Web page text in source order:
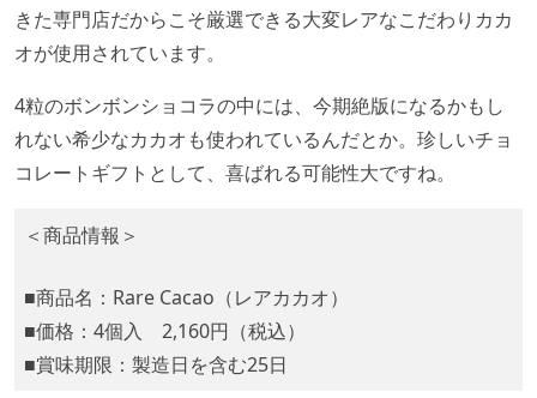
きた専門店だからこそ厳選できる大変レアなこだわりカカ
オが使用されています。
4粒のボンボンショコラの中には、今期絶版になるかもし
れない希少なカカオも使われているんだとか。珍しいチョ
コレートギフトとして、喜ばれる可能性大ですね。
＜商品情報＞
■商品名：Rare Cacao（レアカカオ）
■価格：4個入 2,160円（税込）
■賞味期限：製造日を含む25日